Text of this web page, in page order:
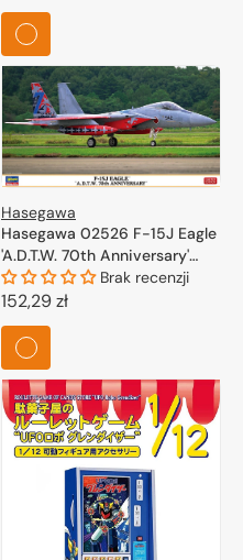
regularna
Hasegawa
Hasegawa 02526 F-15J Eagle
'A.D.T.W. 70th Anniversary'
1/72
Brak recenzji
Cena
regularna
152,29 zł